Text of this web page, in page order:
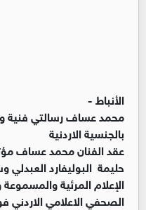
الأنباط -
محمد عساف رسالتي فنية
بالجنسية الاردنية
عقد الفنان محمد عساف
حليمة البوليفارد
الإعلام المرئية
الصحفي الاعلامي الاردني